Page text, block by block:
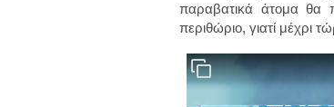
παραβατικά άτομα θα
περιθώριο, γιατί μέχρι